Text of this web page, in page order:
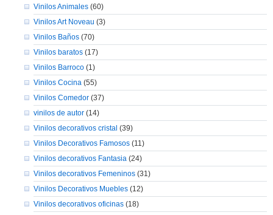
Vinilos Animales(60)
Vinilos Art Noveau (3)
Vinilos Baños(70)
Vinilos baratos(17)
Vinilos Barroco(1)
Vinilos Cocina(55)
Vinilos Comedor(37)
vinilos de autor(14)
Vinilos decorativos cristal (39)
Vinilos Decorativos Famosos(11)
Vinilos decorativos Fantasia(24)
Vinilos decorativos Femeninos(31)
Vinilos Decorativos Muebles(12)
Vinilos decorativos oficinas(18)